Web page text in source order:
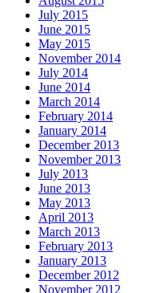
July 2015
June 2015
May 2015
November 2014
July 2014
June 2014
March 2014
February 2014
January 2014
December 2013
November 2013
July 2013
June 2013
May 2013
April 2013
March 2013
February 2013
January 2013
December 2012
November 2012